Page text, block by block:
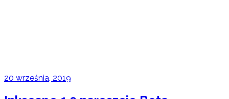
20 września, 2019